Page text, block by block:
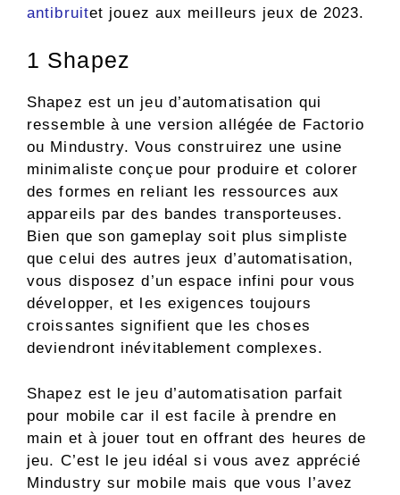
antibruitet jouez aux meilleurs jeux de 2023.
1 Shapez
Shapez est un jeu d’automatisation qui
ressemble à une version allégée de Factorio
ou Mindustry. Vous construirez une usine
minimaliste conçue pour produire et colorer
des formes en reliant les ressources aux
appareils par des bandes transporteuses.
Bien que son gameplay soit plus simpliste
que celui des autres jeux d’automatisation,
vous disposez d’un espace infini pour vous
développer, et les exigences toujours
croissantes signifient que les choses
deviendront inévitablement complexes.
Shapez est le jeu d’automatisation parfait
pour mobile car il est facile à prendre en
main et à jouer tout en offrant des heures de
jeu. C’est le jeu idéal si vous avez apprécié
Mindustry sur mobile mais que vous l’avez